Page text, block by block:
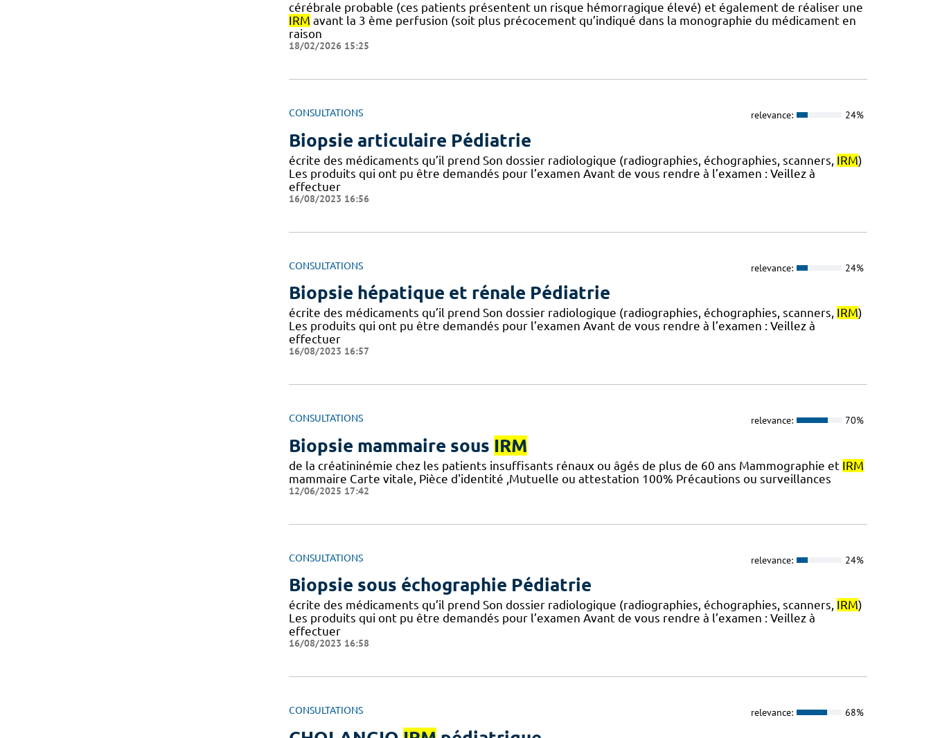
cérébrale probable (ces patients présentent un risque hémorragique élevé) et également de réaliser une
IRM avant la 3 ème perfusion (soit plus précocement qu’indiqué dans la monographie du médicament en
raison
18/02/2026 15:25
CONSULTATIONS relevance: 24%
Biopsie articulaire Pédiatrie
écrite des médicaments qu’il prend Son dossier radiologique (radiographies, échographies, scanners, IRM)
Les produits qui ont pu être demandés pour l’examen Avant de vous rendre à l’examen : Veillez à
effectuer
16/08/2023 16:56
CONSULTATIONS relevance: 24%
Biopsie hépatique et rénale Pédiatrie
écrite des médicaments qu’il prend Son dossier radiologique (radiographies, échographies, scanners, IRM)
Les produits qui ont pu être demandés pour l’examen Avant de vous rendre à l’examen : Veillez à
effectuer
16/08/2023 16:57
CONSULTATIONS relevance: 70%
Biopsie mammaire sous IRM
de la créatininémie chez les patients insuffisants rénaux ou âgés de plus de 60 ans Mammographie et IRM
mammaire Carte vitale, Pièce d'identité ,Mutuelle ou attestation 100% Précautions ou surveillances
12/06/2025 17:42
CONSULTATIONS relevance: 24%
Biopsie sous échographie Pédiatrie
écrite des médicaments qu’il prend Son dossier radiologique (radiographies, échographies, scanners, IRM)
Les produits qui ont pu être demandés pour l’examen Avant de vous rendre à l’examen : Veillez à
effectuer
16/08/2023 16:58
CONSULTATIONS relevance: 68%